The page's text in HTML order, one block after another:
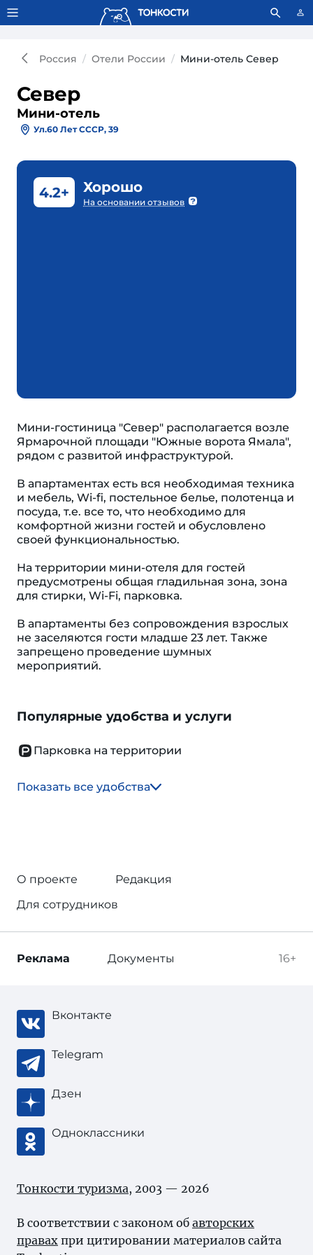
Тонкости используют сookie-файлы. Что это значит?
Россия Отели России Мини-отель Север
Север
Мини-отель
Ул.60 Лет СССР, 39
4.2+ Хорошо
На основании отзывов
Мини-гостиница "Север" располагается возле
Ярмарочной площади "Южные ворота Ямала",
рядом с развитой инфраструктурой.
В апартаментах есть вся необходимая техника
и мебель, Wi-fi, постельное белье, полотенца и
посуда, т.е. все то, что необходимо для
комфортной жизни гостей и обусловлено
своей функциональностью.
На территории мини-отеля для гостей
предусмотрены общая гладильная зона, зона
для стирки, Wi-Fi, парковка.
В апартаменты без сопровождения взрослых
не заселяются гости младше 23 лет. Также
запрещено проведение шумных
мероприятий.
Популярные удобства и услуги
Парковка на территории
Показать все удобства
О проекте
Редакция
Для сотрудников
16+
Реклама Документы
Вконтакте
Telegram
Дзен
Одноклассники
Тонкости туризма, 2003 — 2026
В соответствии с законом об авторских
правах при цитировании материалов сайта